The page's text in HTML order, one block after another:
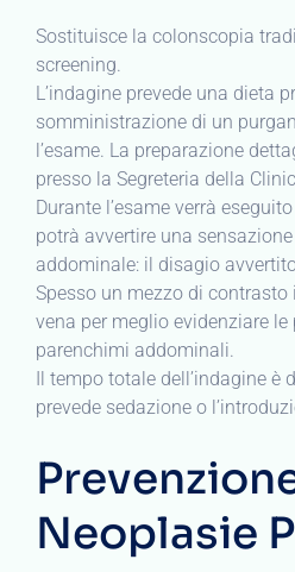
Sostituisce la colonscopia
screening.
L’indagine prevede una dieta
somministrazione di un
l’esame. La preparazione
presso la Segreteria della
Durante l’esame verrà
potrà avvertire una
addominale: il disagio
Spesso un mezzo di
vena per meglio evidenziare
parenchimi addominali.
Il tempo totale dell’indagine
prevede sedazione o
Neoplasie